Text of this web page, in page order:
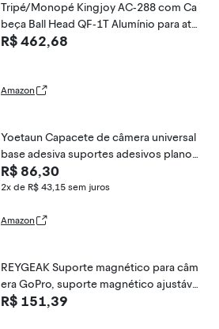
Tripé/Monopé Kingjoy AC-288 com Ca
beça Ball Head QF-1T Alumínio para até
10kg (Dourado)
R$ 462,68
Amazon
Yoetaun Capacete de câmera universal
base adesiva suportes adesivos planos
curvos 3M montagem curva base de m
ontagem adaptador de capacete supor
R$ 86,30
2x de R$ 43,15 sem juros
Amazon
REYGEAK Suporte magnético para câm
era GoPro, suporte magnético ajustáve
l, compatível com GoPro Hero 12/11 Bl
R$ 151,39